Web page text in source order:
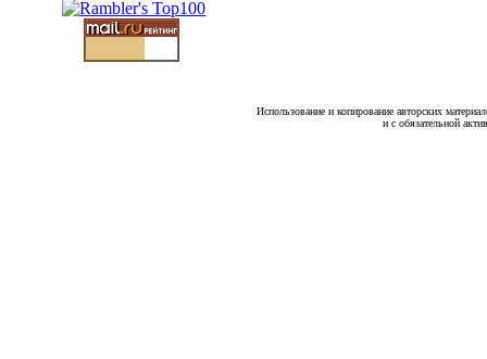
Использование и копирование авторских
и с обязательной